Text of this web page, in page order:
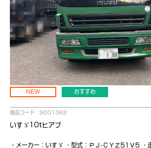
NEW おすすめ
商品コード：S001362
いすゞ10tヒアブ
・メーカー：いすゞ ・型式：ＰＪ-ＣＹＺ51Ｖ5 ・